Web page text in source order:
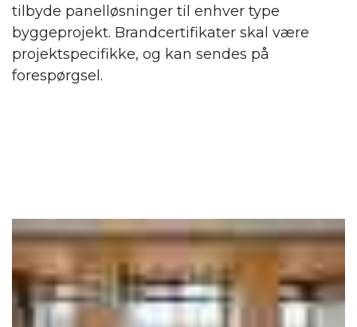
tilbyde panelløsninger til enhver type
byggeprojekt. Brandcertifikater skal være
projektspecifikke, og kan sendes på
forespørgsel.